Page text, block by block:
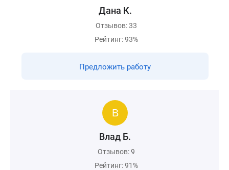
Дана К.
Отзывов: 33
Рейтинг: 93%
Предложить работу
Влад Б.
Отзывов: 9
Рейтинг: 91%